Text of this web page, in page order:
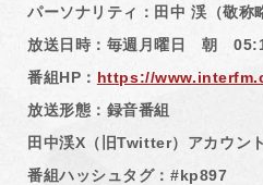
パーソナリティ：田中 渓（敬称
放送日時：毎週月曜日 朝
番組HP： https://
放送形態：録音番組
田中渓X（旧Twitter）アカウン
番組ハッシュタグ：#kp897